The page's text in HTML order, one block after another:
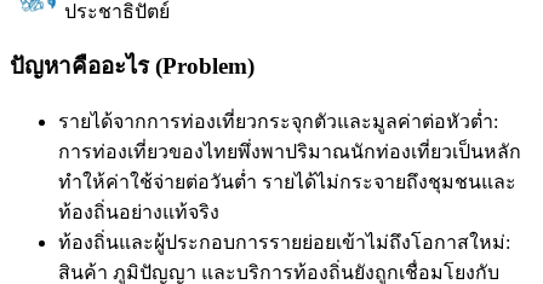
ประชาธิปัตย์
ปัญหาคืออะไร (Problem)
รายได้จากการท่องเที่ยวกระจุกตัวและมูลค่าต่อหัวต่ำ:
การท่องเที่ยวของไทยพึ่งพาปริมาณนักท่องเที่ยวเป็นหลัก
ทำให้ค่าใช้จ่ายต่อวันต่ำ รายได้ไม่กระจายถึงชุมชนและ
ท้องถิ่นอย่างแท้จริง
ท้องถิ่นและผู้ประกอบการรายย่อยเข้าไม่ถึงโอกาสใหม่:
สินค้า ภูมิปัญญา และบริการท้องถิ่นยังถูกเชื่อมโยงกับ